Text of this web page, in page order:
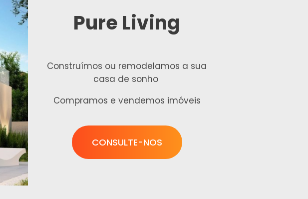
Pure Living
Construímos ou remodelamos a sua
casa de sonho
Compramos e vendemos imóveis
CONSULTE-NOS